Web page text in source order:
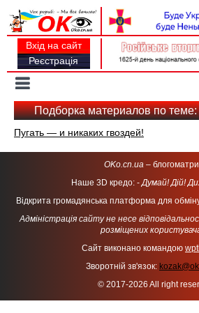
Вхід на сайт
Реєстрація
navigation
Подборка материалов по
Пугать — и никаких гвоздей!
OKo.cn.ua –
Наше 3D кредо: -Думай! Дій!
Відкрита громадянська платформа для
Адміністрація сайту не несе
розміщених
Сайт виконано командою
Зворотній зв'язок:
© 2017-2026 All right